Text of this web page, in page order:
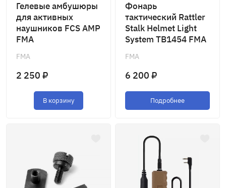
Гелевые амбушюры
для активных
наушников FCS AMP
FMA
FMA
2 250 ₽
В корзину
Фонарь
тактический Rattler
Stalk Helmet Light
System TB1454 FMA
FMA
6 200 ₽
Подробнее